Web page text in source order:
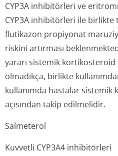
CYP3A inhibitörleri ve
CYP3A inhibitörleri ile
flutikazon propiyonat
riskini artırması
yararı sistemik
olmadıkça, birlikte
kullanımda hastalar
açısından takip edilmelidir.
Salmeterol
Kuvvetli CYP3A4 inhibitörleri